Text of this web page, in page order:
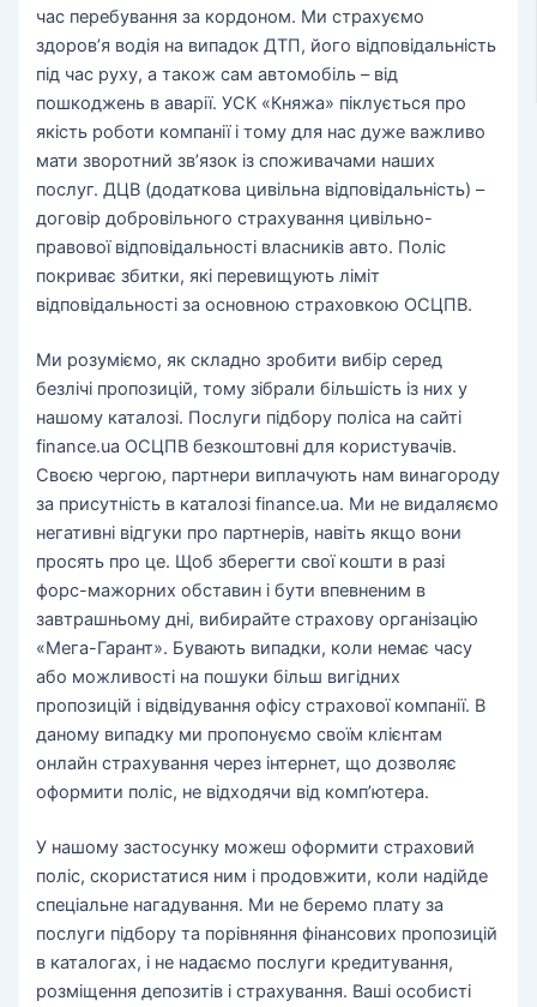
час перебування за кордоном. Ми страхуємо
здоров’я водія на випадок ДТП, його відповідальність
під час руху, а також сам автомобіль – від
пошкоджень в аварії. УСК «Княжа» піклується про
якість роботи компанії і тому для нас дуже важливо
мати зворотний зв’язок із споживачами наших
послуг. ДЦВ (додаткова цивільна відповідальність) –
договір добровільного страхування цивільно-
правової відповідальності власників авто. Поліс
покриває збитки, які перевищують ліміт
відповідальності за основною страховкою ОСЦПВ.
Ми розуміємо, як складно зробити вибір серед
безлічі пропозицій, тому зібрали більшість із них у
нашому каталозі. Послуги підбору поліса на сайті
finance.ua ОСЦПВ безкоштовні для користувачів.
Своєю чергою, партнери виплачують нам винагороду
за присутність в каталозі finance.ua. Ми не видаляємо
негативні відгуки про партнерів, навіть якщо вони
просять про це. Щоб зберегти свої кошти в разі
форс-мажорних обставин і бути впевненим в
завтрашньому дні, вибирайте страхову організацію
«Мега-Гарант». Бувають випадки, коли немає часу
або можливості на пошуки більш вигідних
пропозицій і відвідування офісу страхової компанії. В
даному випадку ми пропонуємо своїм клієнтам
онлайн страхування через інтернет, що дозволяє
оформити поліс, не відходячи від комп’ютера.
У нашому застосунку можеш оформити страховий
поліс, скористатися ним і продовжити, коли надійде
спеціальне нагадування. Ми не беремо плату за
послуги підбору та порівняння фінансових пропозицій
в каталогах, і не надаємо послуги кредитування,
розміщення депозитів і страхування. Ваші особисті